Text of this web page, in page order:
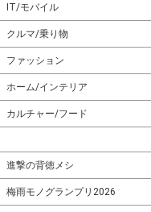
IT/モバイル
クルマ/乗り物
ファッション
ホーム/インテリア
カルチャー/フード
進撃の背徳メシ
梅雨モノグランプリ2026